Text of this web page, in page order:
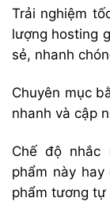
Trải nghiệm
lượng hosting
sẻ, nhanh
Chuyên mục
nhanh và cập
Chế độ nhắc
phẩm này
phẩm tương tự